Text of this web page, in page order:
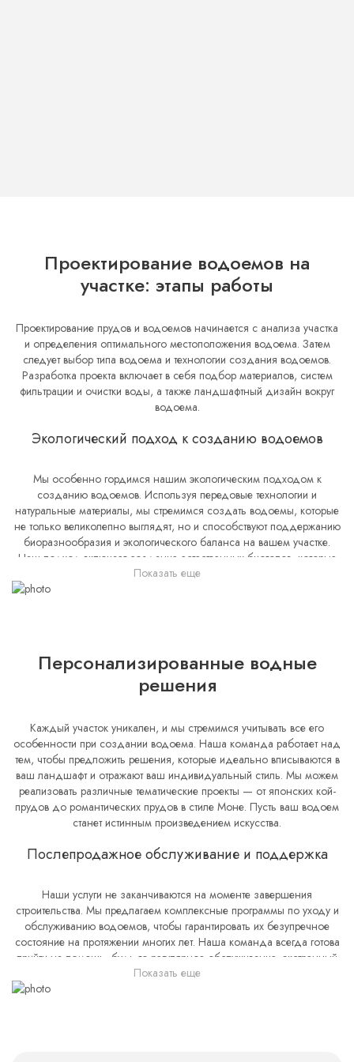
Проектирование водоемов на
участке: этапы работы
Проектирование прудов и водоемов начинается с анализа участка
и определения оптимального местоположения водоема. Затем
следует выбор типа водоема и технологии создания водоемов.
Разработка проекта включает в себя подбор материалов, систем
фильтрации и очистки воды, а также ландшафтный дизайн вокруг
водоема.
Экологический подход к созданию водоемов
Мы особенно гордимся нашим экологическим подходом к
созданию водоемов. Используя передовые технологии и
натуральные материалы, мы стремимся создать водоемы, которые
не только великолепно выглядят, но и способствуют поддержанию
биоразнообразия и экологического баланса на вашем участке.
Наш подход включает создание естественных биотопов, которые
привлекают полезных насекомых, птиц и других животных, создавая
Технология создания водоемов не стоит на месте, и мы всегда в
курсе последних инноваций в этой области. Мы предлагаем самые
современные решения, такие как интеллектуальные системы
воды и энергоэффективные насосы и осветительное оборудование.
Эти технологии не только обеспечивают безупречное качество воды
и легкость в обслуживании водоема, но и способствуют экономии
ресурсов и снижению эксплуатационных расходов.
Показать еще
Персонализированные водные
решения
Каждый участок уникален, и мы стремимся учитывать все его
особенности при создании водоема. Наша команда работает над
тем, чтобы предложить решения, которые идеально вписываются в
ваш ландшафт и отражают ваш индивидуальный стиль. Мы можем
реализовать различные тематические проекты — от японских кой-
прудов до романтических прудов в стиле Моне. Пусть ваш водоем
станет истинным произведением искусства.
Послепродажное обслуживание и поддержка
Наши услуги не заканчиваются на моменте завершения
строительства. Мы предлагаем комплексные программы по уходу и
обслуживанию водоемов, чтобы гарантировать их безупречное
состояние на протяжении многих лет. Наша команда всегда готова
прийти на помощь, будь то регулярное обслуживание, экстренный
ремонт или консультации по улучшению вашего водоема.
Показать еще